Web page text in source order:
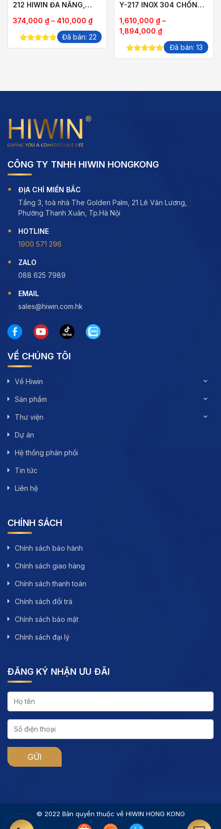
212 HIWIN ĐA NĂNG,
374,000 ₫ – 410,000 ₫Khoảng
giá:
từ
374,000 ₫
5.00out of
Đã bán: 22
Y-217 INOX 304 CHỐNG
1,610,000 ₫ –
1,894,000 ₫Khoảng
giá:
từ
5.00out of
Đã bán: 13
CÔNG TY TNHH HIWIN HONGKONG
ĐỊA CHỈ MIỀN BẮC
Tầng 3, toà nhà The Golden Palm, 21 Lê Văn Lương,
Phường Thanh Xuân, Tp.Hà Nội
HOTLINE
1900 571 296
ZALO
088 625 7989
EMAIL
sales@hiwin.com.hk
VỀ CHÚNG TÔI
Về Hiwin
Sản phẩm
Thư viện
Dự án
Hệ thống phân phối
Tin tức
Liên hệ
CHÍNH SÁCH
Chính sách bảo hành
Chính sách giao hàng
Chính sách thanh toán
Chính sách đổi trả
Chính sách bảo mật
Chính sách đại lý
ĐĂNG KÝ NHẬN ƯU ĐÃI
© 2022 Bản quyền thuộc về HIWIN HONG KONG